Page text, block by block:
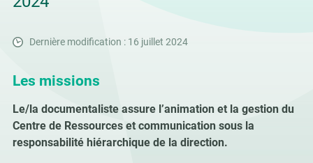
Dernière modification : 16 juillet 2024
Les missions
Le/la documentaliste assure l’animation et la gestion du
Centre de Ressources et communication sous la
responsabilité hiérarchique de la direction.